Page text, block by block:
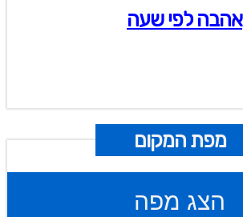
אהבה לפי שעה
מפת המקום
הצג מפה